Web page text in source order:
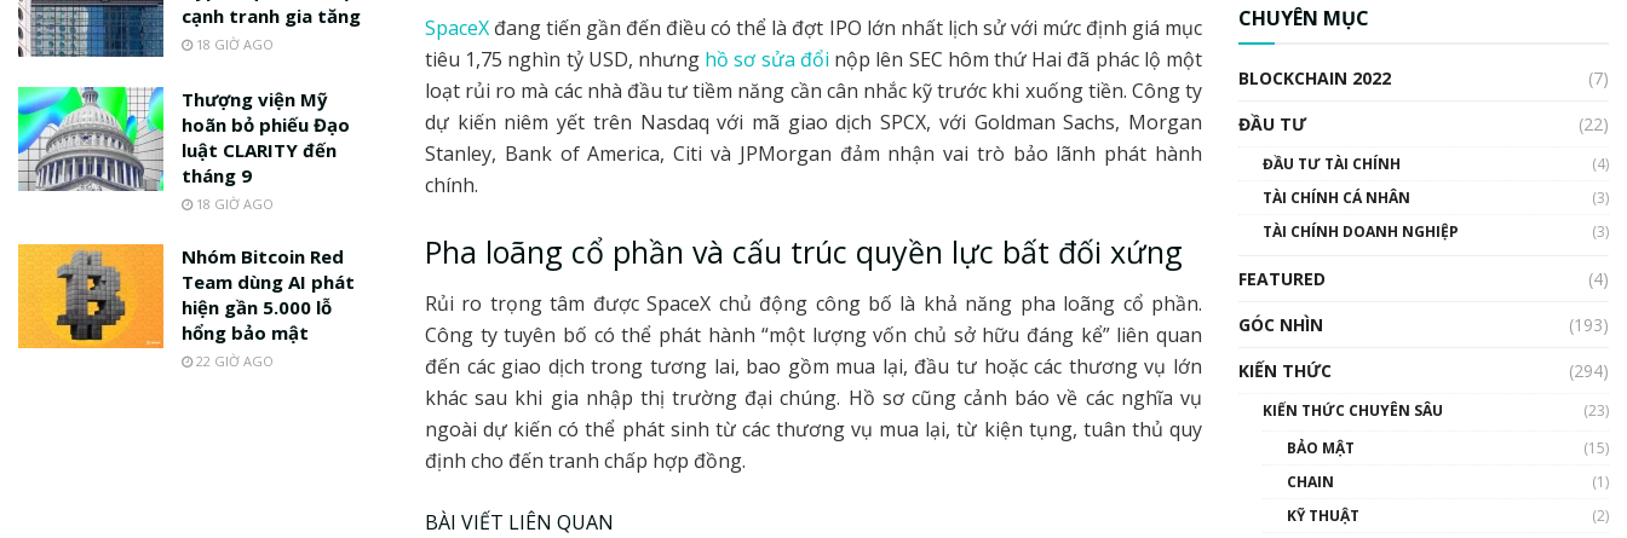
SpaceX đang tiến gần đến điều có thể là đợt IPO lớn nhất lịch sử với mức định giá mục
tiêu 1,75 nghìn tỷ USD, nhưng hồ sơ sửa đổi nộp lên SEC hôm thứ Hai đã phác lộ một
loạt rủi ro mà các nhà đầu tư tiềm năng cần cân nhắc kỹ trước khi xuống tiền. Công ty
dự kiến niêm yết trên Nasdaq với mã giao dịch SPCX, với Goldman Sachs, Morgan
Stanley, Bank of America, Citi và JPMorgan đảm nhận vai trò bảo lãnh phát hành
chính.
Pha loãng cổ phần và cấu trúc quyền lực bất đối xứng
Rủi ro trọng tâm được SpaceX chủ động công bố là khả năng pha loãng cổ phần.
Công ty tuyên bố có thể phát hành “một lượng vốn chủ sở hữu đáng kể” liên quan
đến các giao dịch trong tương lai, bao gồm mua lại, đầu tư hoặc các thương vụ lớn
khác sau khi gia nhập thị trường đại chúng. Hồ sơ cũng cảnh báo về các nghĩa vụ
ngoài dự kiến có thể phát sinh từ các thương vụ mua lại, từ kiện tụng, tuân thủ quy
định cho đến tranh chấp hợp đồng.
BÀI VIẾT LIÊN QUAN
cạnh tranh gia tăng
18 GIỜ AGO
Thượng viện Mỹ
hoãn bỏ phiếu Đạo
luật CLARITY đến
tháng 9
18 GIỜ AGO
Nhóm Bitcoin Red
Team dùng AI phát
hiện gần 5.000 lỗ
hổng bảo mật
22 GIỜ AGO
uptrend trong năm 2023? |
Phổ cập Blockchain
00:02:14
Nhìn lại năm 2022: Những
nhân vật ảnh hưởng nhất
hệ sinh thái tiền mã hoá |
CHUYÊN MỤC
BLOCKCHAIN 2022
(7)
ĐẦU TƯ
(22)
ĐẦU TƯ TÀI CHÍNH
(4)
TÀI CHÍNH CÁ NHÂN
(3)
TÀI CHÍNH DOANH NGHIỆP
(3)
FEATURED
(4)
GÓC NHÌN
(193)
KIẾN THỨC
(294)
KIẾN THỨC CHUYÊN SÂU
(23)
BẢO MẬT
(15)
CHAIN
(1)
KỸ THUẬT
(2)